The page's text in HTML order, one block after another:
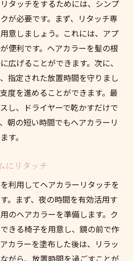
タッチをするためには、シンプ
が必要です。まず、リタッチ専
意しましょう。これには、アプ
便利です。ヘアカラーを髪の根
広げることができます。次に、
指定された放置時間を守りまし
度を進めることができます。最
し、ドライヤーで乾かすだけで
朝の短い時間でもヘアカラーリ
す。
にリタッチ
利用してヘアカラーリタッチを
。まず、夜の時間を有効活用す
のヘアカラーを準備します。ク
きる椅子を用意し、鏡の前で作
カラーを塗布した後は、リラッ
がら、放置時間を過ごすことが